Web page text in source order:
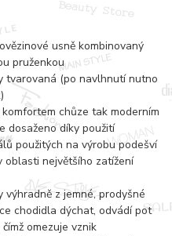
usně kombinovaný
pruženkou
tvarovaná (po navlhnutí nutno
chůze tak moderním
dosaženo díky použití
použitých na výrobu podešví
oblasti největšího zatížení
z jemné, prodyšné
chodidla dýchat, odvádí pot
omezuje vznik